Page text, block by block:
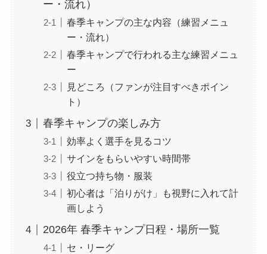
ー・流れ）
春季キャンプの主な内容（練習メニュ
ー・流れ）
春季キャンプで行われる主な練習メニュ
ー
見どころ（ファンが注目すべきポイン
ト）
春季キャンプの楽しみ方
効率よく選手を見るコツ
サインをもらいやすい時間帯
役立つ持ち物・服装
初心者は「泊りがけ」も視野に入れて計
画しよう
2026年 春季キャンプ日程・場所一覧
セ・リーグ